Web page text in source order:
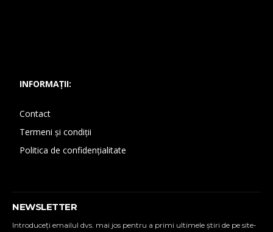
INFORMAȚII:
Contact
Termeni și condiții
Politica de confidențialitate
NEWSLETTER
Introduceţi emailul dvs. mai jos pentru a primi ultimele ştiri de pe site-